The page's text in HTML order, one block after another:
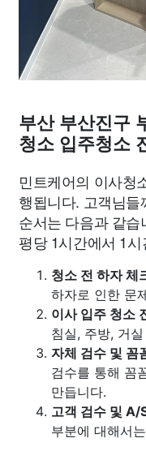
부산 부산진구
청소 입주청소
민트케어의 이사청
행됩니다. 고객님
순서는 다음과 같
평당 1시간에서 1
청소 전 하자 체
하자로 인한 문
이사 입주 청소
침실, 주방, 거
자체 검수 및 꼼
검수를 통해 꼼
만듭니다.
고객 검수 및 A/
부분에 대해서